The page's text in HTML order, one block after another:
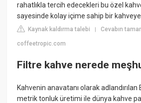
rahatlıkla tercih edecekleri bu özel
sayesinde kolay içime sahip bir
Kaynak kaldırma talebi |Cevabın
coffeetropic.com
Filtre kahve nerede
Kahvenin anavatanı olarak adlandırılan
metrik tonluk üretimi ile dünya kahve